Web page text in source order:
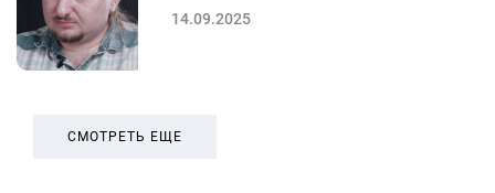
14.09.2025
СМОТРЕТЬ ЕЩЕ